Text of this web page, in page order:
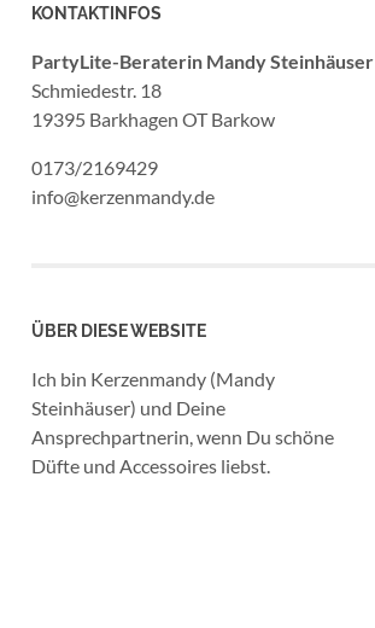
KONTAKTINFOS
PartyLite-Beraterin Mandy Steinhäuser
Schmiedestr. 18
19395 Barkhagen OT Barkow
0173/2169429
info@kerzenmandy.de
ÜBER DIESE WEBSITE
Ich bin Kerzenmandy (Mandy
Steinhäuser) und Deine
Ansprechpartnerin, wenn Du schöne
Düfte und Accessoires liebst.